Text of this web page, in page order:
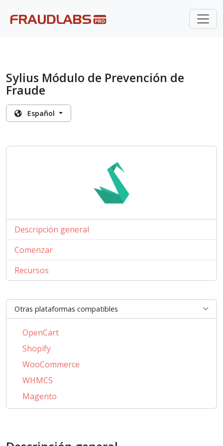
Sylius Módulo de Prevención de
Fraude
Español
Descripción general
Comenzar
Recursos
Otras plataformas compatibles
OpenCart
Shopify
WooCommerce
WHMCS
Magento
PrestaShop